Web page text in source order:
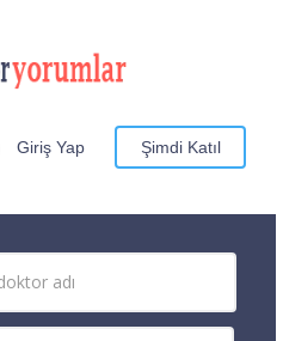
Giriş Yap Şimdi Katıl